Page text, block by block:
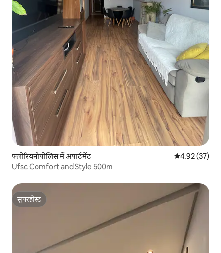
फ्लोरियनोपोलिस में अपार्टमेंट औसत रेटिंग 5 में
4.92 (37)
Ufsc Comfort and Style 500m
सुपरहोस्ट
सुपरहोस्ट